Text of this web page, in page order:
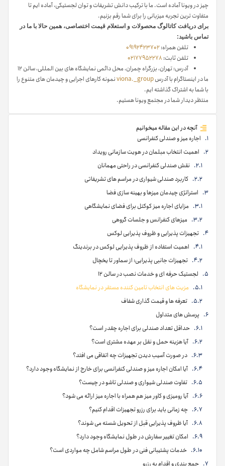
چیز در ویونا آماده است. ما با ترکیب دانش تشریفات و توان لجستیکی، آماده ایم تا
متفاوت ترین تجربه میزبانی را برای شما رقم بزنیم.
برای دریافت کاتالوگ محصولات و استعلام قیمت اختصاصی، همین حالا با ما در
تماس باشید:
تلفن همراه:09192423702
تلفن ثابت: 02177952278
آدرس: تهران، بزرگراه چمران، محل دائمی نمایشگاه های بین المللی، سالن ۱۲
ما در اینستاگرام با آدرسviona._groupنمونه کارهای اجرایی و چیدمان های متنوع را
با شما به اشتراک گذاشته ایم.
منتظر دیدار شما در مجتمع ویونا هستیم.
آنچه در این مقاله میخوانیم
اجاره میز و صندلی کنفرانسی
اهمیت انتخاب مبلمان در هویت سازمانی رویداد
نقش صندلی کنفرانسی در راحتی مهمانان
کاربرد صندلی شیواری در مراسم های تشریفاتی
استراتژی چیدمان میزها و بهینه سازی فضا
مزایای اجاره میز کوکتل برای فضای نمایشگاهی
میزهای کنفرانس و جلسات گروهی
تجهیزات پذیرایی و ظروف پذیرایی لوکس
اهمیت استفاده از ظروف پذیرایی لوکس در برندینگ
تجهیزات جانبی پذیرایی: از سماور تا یخچال
لجستیک حرفه ای و خدمات نصب در سالن ۱۲
مزیت های انتخاب تامین کننده مستقر در نمایشگاه
تعرفه ها و قیمت گذاری شفاف
پرسش های متداول
حداقل تعداد صندلی برای اجاره چقدر است؟
آیا هزینه حمل و نقل بر عهده مشتری است؟
در صورت آسیب دیدن تجهیزات چه اتفاقی می افتد؟
آیا امکان اجاره میز و صندلی کنفرانسی برای خارج از نمایشگاه وجود دارد؟
تفاوت صندلی شیواری و صندلی تاشو در چیست؟
آیا رومیزی و کاور میز هم همراه با اجاره میز ارائه می شود؟
چه زمانی باید برای رزرو تجهیزات اقدام کنیم؟
آیا ظروف پذیرایی قبل از تحویل شسته می شوند؟
امکان تغییر سفارش در طول نمایشگاه وجود دارد؟
خدمات پشتیبانی فنی در طول مراسم شامل چه مواردی است؟
جمع بندی و اقدام به رزرو